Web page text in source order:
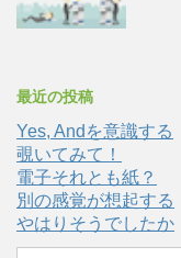
最近の投稿
Yes, Andを意識する
覗いてみて！
電子それとも紙？
別の感覚が想起する
やはりそうでしたか